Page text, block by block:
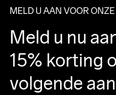
MELD U AAN VOOR
Meld u nu
15% korting
volgende